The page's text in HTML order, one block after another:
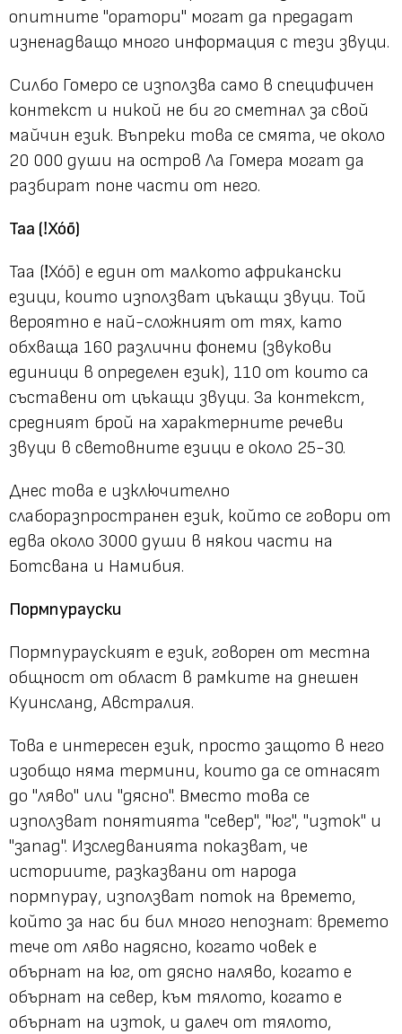
опитните "оратори" могат да предадат
изненадващо много информация с тези звуци.
Силбо Гомеро се използва само в специфичен
контекст и никой не би го сметнал за свой
майчин език. Въпреки това се смята, че около
20 000 души на остров Ла Гомера могат да
разбират поне части от него.
Таа (ǃXóõ)
Таа (ǃXóõ) е един от малкото африкански
езици, които използват цъкащи звуци. Той
вероятно е най-сложният от тях, като
обхваща 160 различни фонеми (звукови
единици в определен език), 110 от които са
съставени от цъкащи звуци. За контекст,
средният брой на характерните речеви
звуци в световните езици е около 25-30.
Днес това е изключително
слаборазпространен език, който се говори от
едва около 3000 души в някои части на
Ботсвана и Намибия.
Пормпурауски
Пормпурауският е език, говорен от местна
общност от област в рамките на днешен
Куинсланд, Австралия.
Това е интересен език, просто защото в него
изобщо няма термини, които да се отнасят
до "ляво" или "дясно". Вместо това се
използват понятията "север", "юг", "изток" и
"запад". Изследванията показват, че
историите, разказвани от народа
пормпурау, използват поток на времето,
който за нас би бил много непознат: времето
тече от ляво надясно, когато човек е
обърнат на юг, от дясно наляво, когато е
обърнат на север, към тялото, когато е
обърнат на изток, и далеч от тялото,